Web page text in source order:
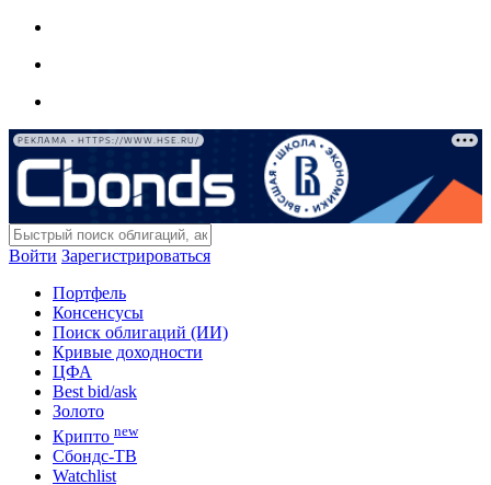
РЕКЛАМА • HTTPS://WWW.HSE.RU/
Войти Зарегистрироваться
Портфель
Консенсусы
Поиск облигаций (ИИ)
Кривые доходности
ЦФА
Best bid/ask
Золото
Крипто new
Сбондс-ТВ
Watchlist